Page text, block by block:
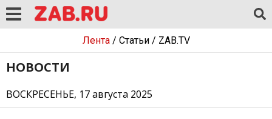
Лента/ Статьи/ ZAB.TV
НОВОСТИ
ВОСКРЕСЕНЬЕ, 17 августа 2025